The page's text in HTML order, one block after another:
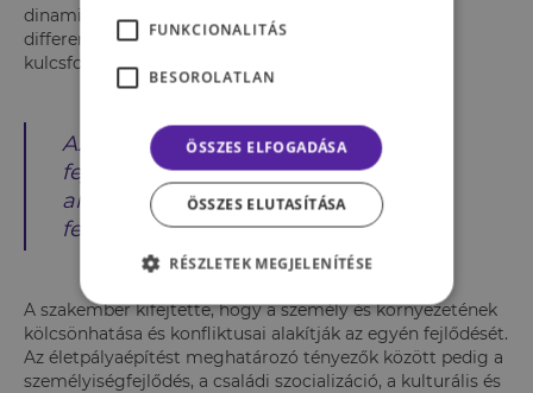
dinamikus folyamatban az egyensúly fenntartása, a
differenciálódás és az integráció játszanak
kulcsfontosságú szerepet.
Az életszakaszváltások különféle
fejlődési krízisekhez vezethetnek,
amelyek fordulópontokat és új
feladatokat hoznak magukkal.
A szakember kifejtette, hogy a személy és környezetének
kölcsönhatása és konfliktusai alakítják az egyén fejlődését.
Az életpályaépítést meghatározó tényezők között pedig a
személyiségfejlődés, a családi szocializáció, a kulturális és
FUNKCIONALITÁS
BESOROLATLAN
ÖSSZES ELFOGADÁSA
ÖSSZES ELUTASÍTÁSA
RÉSZLETEK MEGJELENÍTÉSE